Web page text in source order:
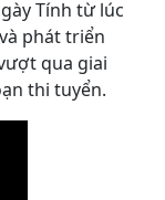
Tính từ lúc
phát triển
qua giai
thi tuyển.